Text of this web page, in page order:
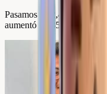
Pasamos de 2,4 a 4,9
aumentó un 35% y